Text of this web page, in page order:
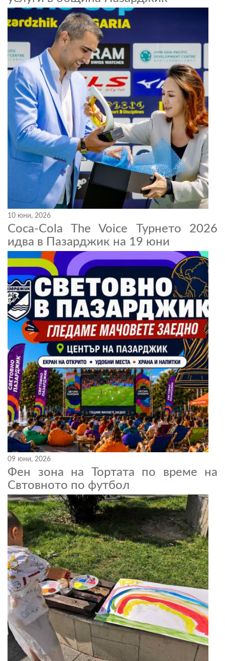
10 юни, 2026
Coca-Cola The Voice Турнето 2026
идва в Пазарджик на 19 юни
09 юни, 2026
Фен зона на Тортата по време на
Свтовното по футбол